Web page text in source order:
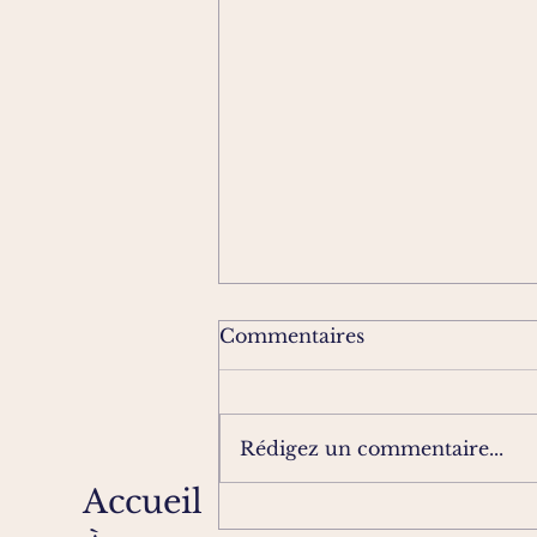
Gare de Goppenstein
Commentaires
Rédigez un commentaire...
Accueil